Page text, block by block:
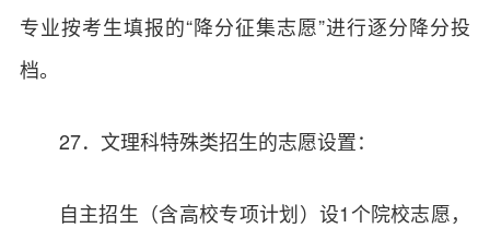
专业按考生填报的“降分征集志愿”进行逐分降分投
档。
27．文理科特殊类招生的志愿设置：
自主招生（含高校专项计划）设1个院校志愿，